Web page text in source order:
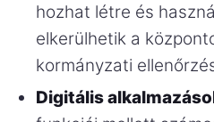
hozhat létre és
elkerülhetik a
kormányzati
Digitális